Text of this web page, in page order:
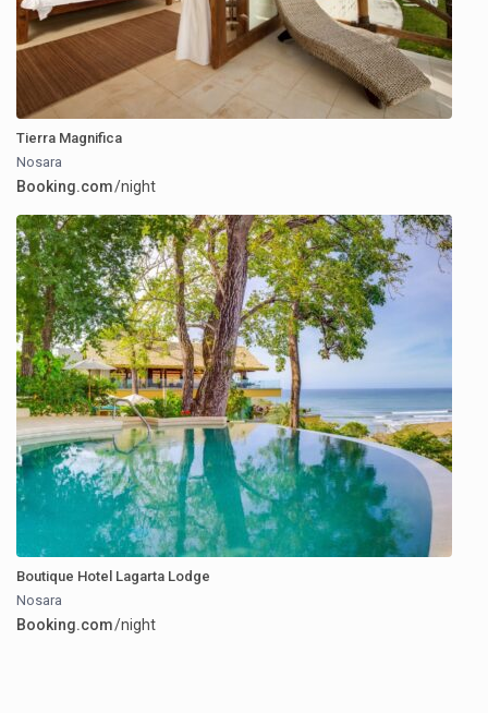
Tierra Magnifica
Nosara
Booking.com/night
Boutique Hotel Lagarta Lodge
Nosara
Booking.com/night